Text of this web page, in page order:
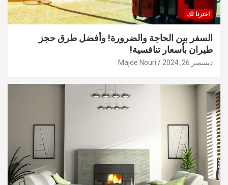
اخترنا لك
السفر بين الحاجة والضرورة! وأفضل طرق حجز
طيران بأسعار تنافسية!
ديسمبر 26, 2024 Majde Nouri